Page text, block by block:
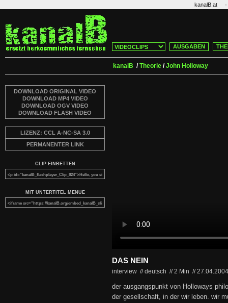
kanalB.at ·
AUSGABEN
kanalB /Theorie /John Holloway
DOWNLOAD ORIGINAL VIDEO
DOWNLOAD MP4 VIDEO
DOWNLOAD OGV VIDEO
DOWNLOAD FLASH VIDEO
LIZENZ: CCL A-NC-SA 3.0
PERMANENTER LINK
CLIP EINBETTEN
MIT UNTERTITEL MENUE
DAS NEIN
interview // deutsch //2 Min //
der ausgangspunkt von Holloways
der gesellschaft, in der wir leben. wir